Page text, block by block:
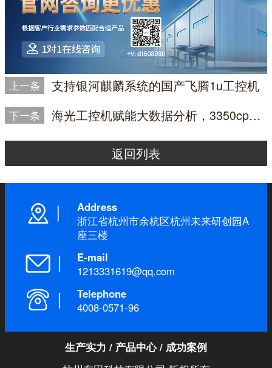
上一条 支持银河麒麟系统的国产飞腾1u工控机
下一条 海光工控机赋能大数据分析，3350cpu解决方案解析
返回列表
Address
浙江省杭州市余杭区杭州未来研创园A
座三楼
E-mail
1213331619@qq.com
Telephone
4008-0571-96
生产实力 / 产品中心/ 成功案例